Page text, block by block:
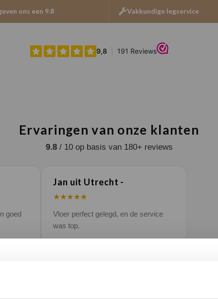
ons een 9.8 Vakkundige legservice
Ervaringen van onze klanten
9.8/ 10 op basis van 180+ reviews
goed
Jan uit Utrecht -
★★★★★
Vloer perfect gelegd, en de service
was top.